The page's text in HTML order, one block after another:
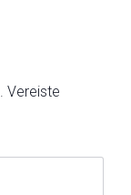
Vereiste